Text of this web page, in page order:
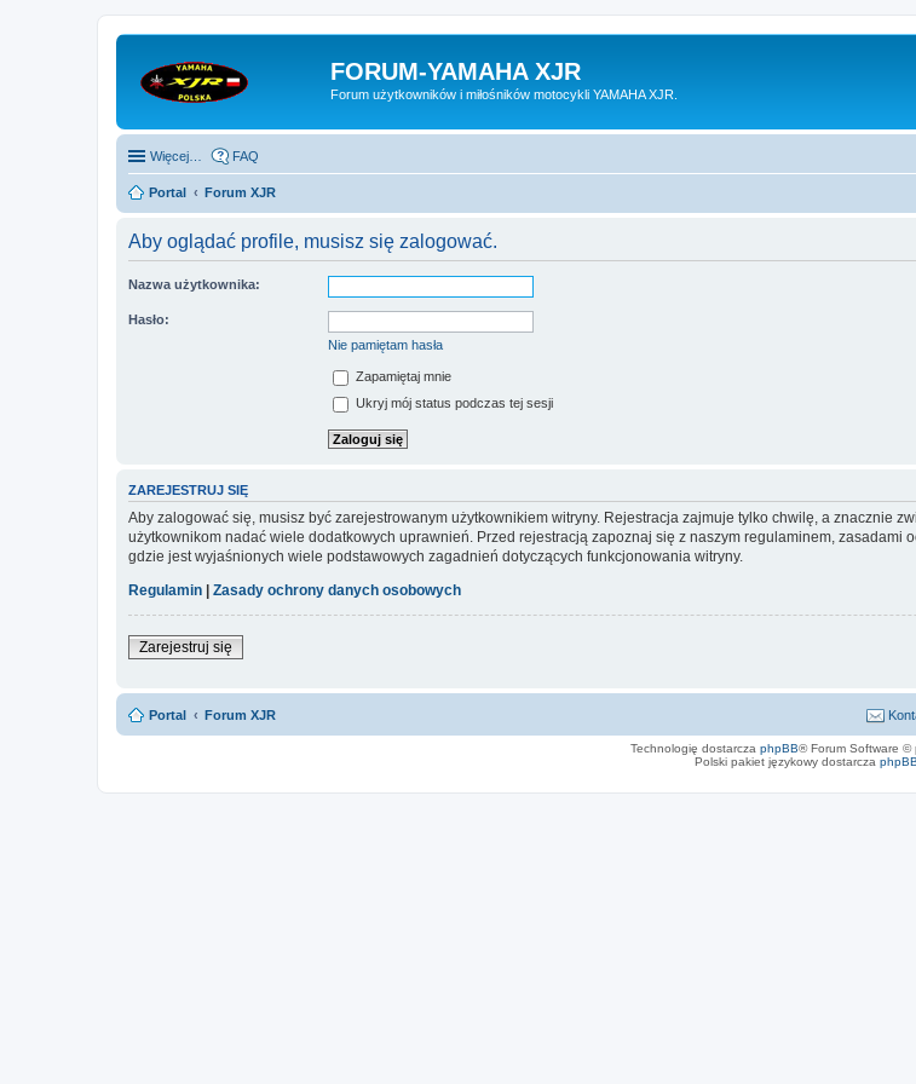
FORUM-YAMAHA XJR
Forum użytkowników i miłośników motocykli YAMAHA XJR.
Więcej… FAQ
Portal Forum XJR
Aby oglądać profile, musisz się zalogować.
Nazwa użytkownika:
Hasło:
Nie pamiętam hasła
Zapamiętaj mnie
Ukryj mój status podczas tej sesji
ZAREJESTRUJ SIĘ
Aby zalogować się, musisz być zarejestrowanym użytkownikiem witryny. Rejestracja zajmuje tylko chwilę, a znacznie
użytkownikom nadać wiele dodatkowych uprawnień. Przed rejestracją zapoznaj się z naszym regulaminem,
gdzie jest wyjaśnionych wiele podstawowych zagadnień dotyczących funkcjonowania witryny.
Regulamin
Zasady ochrony danych osobowych
Zarejestruj się
Portal Forum XJR
Technologię dostarcza phpBB® Forum Software ©
Polski pakiet językowy dostarcza